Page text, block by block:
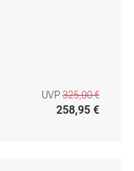
UVP 325,00 €
258,95 €